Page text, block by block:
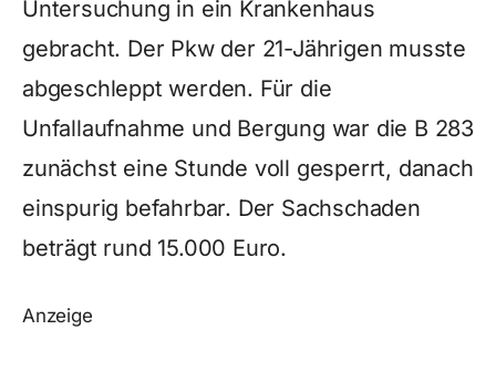
Untersuchung in ein Krankenhaus
gebracht. Der Pkw der 21-Jährigen musste
abgeschleppt werden. Für die
Unfallaufnahme und Bergung war die B 283
zunächst eine Stunde voll gesperrt, danach
einspurig befahrbar. Der Sachschaden
beträgt rund 15.000 Euro.
Anzeige